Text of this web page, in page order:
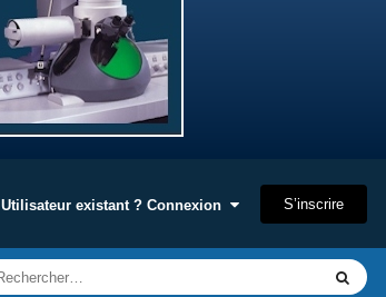
Utilisateur existant ? Connexion S’inscrire